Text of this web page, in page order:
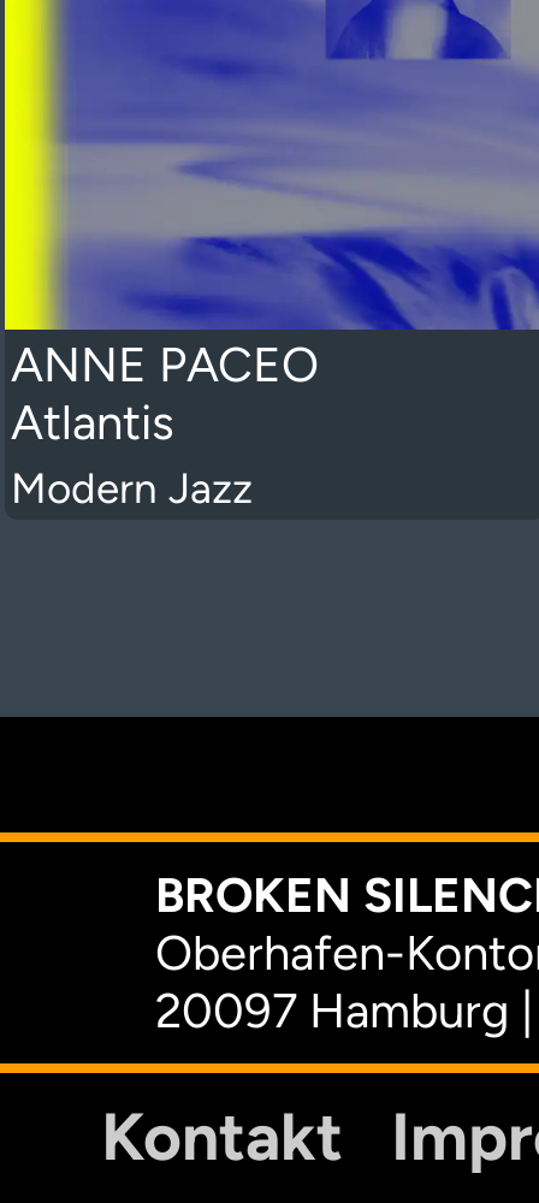
ANNE PACEO
Atlantis
Modern Jazz
BROKEN
Oberhafen-
20097 Hamburg
Kontakt